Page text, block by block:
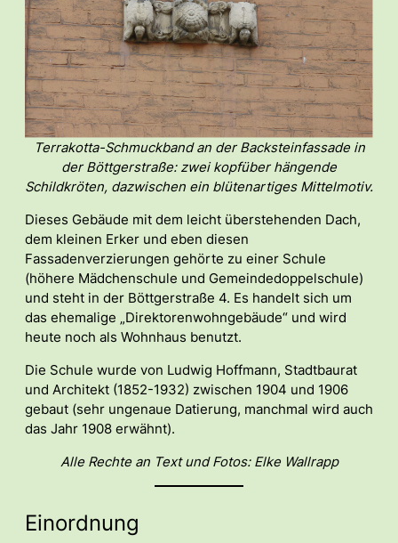
Terrakotta-Schmuckband an der Backsteinfassade in
der Böttgerstraße: zwei kopfüber hängende
Schildkröten, dazwischen ein blütenartiges Mittelmotiv.
Dieses Gebäude mit dem leicht überstehenden Dach,
dem kleinen Erker und eben diesen
Fassadenverzierungen gehörte zu einer Schule
(höhere Mädchenschule und Gemeindedoppelschule)
und steht in der Böttgerstraße 4. Es handelt sich um
das ehemalige „Direktorenwohngebäude“ und wird
heute noch als Wohnhaus benutzt.
Die Schule wurde von Ludwig Hoffmann, Stadtbaurat
und Architekt (1852-1932) zwischen 1904 und 1906
gebaut (sehr ungenaue Datierung, manchmal wird auch
das Jahr 1908 erwähnt).
Alle Rechte an Text und Fotos: Elke Wallrapp
Einordnung